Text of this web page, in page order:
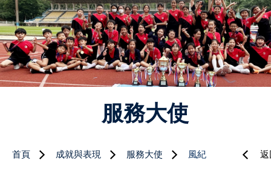
服務大使
首頁 成就與表現 服務大使 風紀 返